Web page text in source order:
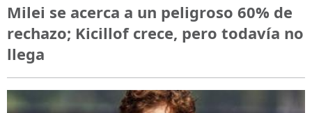
Milei se acerca a un peligroso 60% de
rechazo; Kicillof crece, pero todavía no
llega